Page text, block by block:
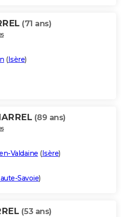
(71 ans)
(Isère)
(89 ans)
Valdaine (Isère)
Savoie)
(53 ans)